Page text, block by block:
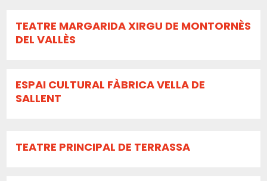
TEATRE MARGARIDA XIRGU DE MONTORNÈS
DEL VALLÈS
ESPAI CULTURAL FÀBRICA VELLA DE
SALLENT
TEATRE PRINCIPAL DE TERRASSA